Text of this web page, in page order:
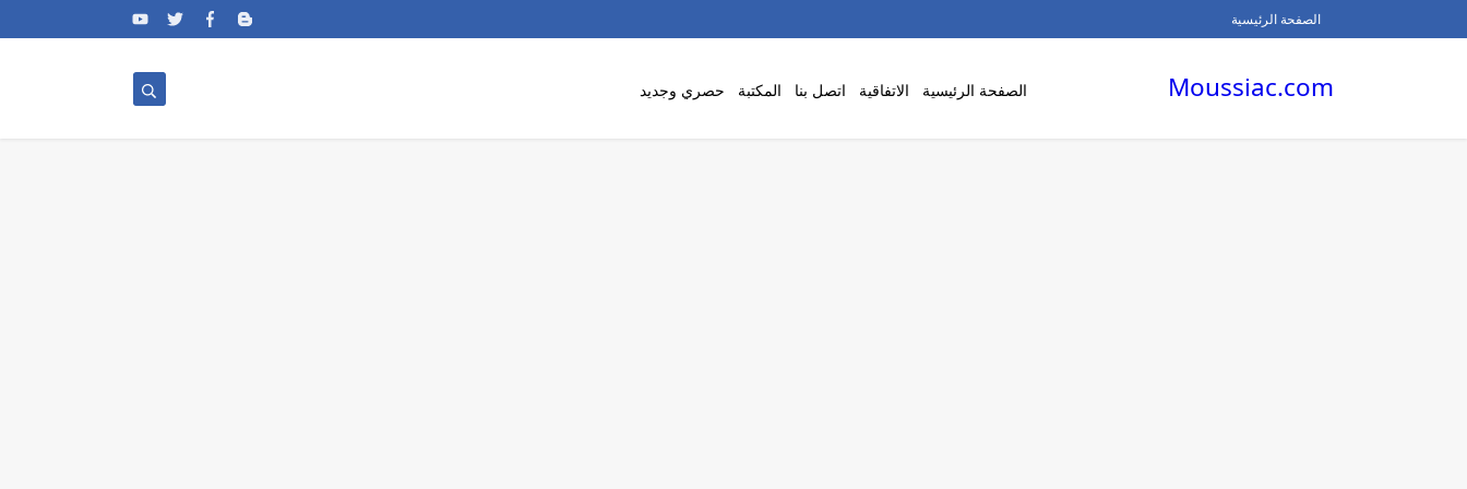
الصفحة الرئيسية
Moussiac.com الصفحة الرئيسية الاتفاقية اتصل بنا المكتبة حصري وجديد